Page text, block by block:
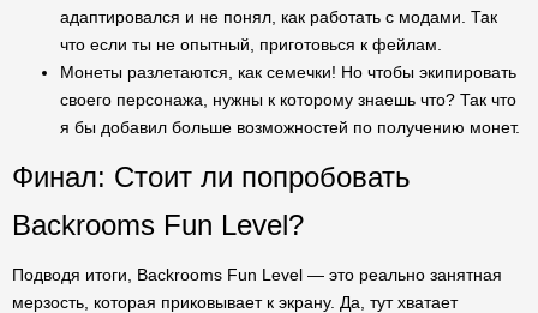
адаптировался и не понял, как работать с модами. Так
что если ты не опытный, приготовься к фейлам.
Монеты разлетаются, как семечки! Но чтобы экипировать
своего персонажа, нужны к которому знаешь что? Так что
я бы добавил больше возможностей по получению монет.
Финал: Стоит ли попробовать
Backrooms Fun Level?
Подводя итоги, Backrooms Fun Level — это реально занятная
мерзость, которая приковывает к экрану. Да, тут хватает